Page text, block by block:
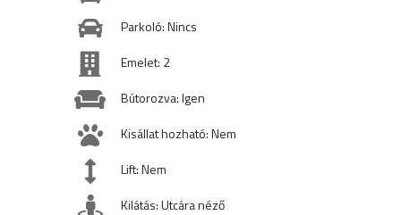
Parkoló: Nincs
Emelet: 2
Bútorozva: Igen
Kisállat hozható: Nem
Lift: Nem
Kilátás: Utcára néző